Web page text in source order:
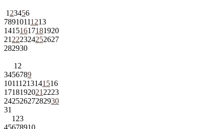
1 23456
78910111213
14151617181920
21 222324252627
282930
1 2
3456789
10111213141516
1718192021 2223
24252627282930
31
1 23
45678910